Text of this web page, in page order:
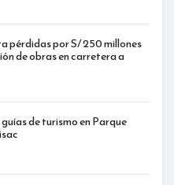
pérdidas por S/ 250 millones
de obras en carretera a
de turismo en Parque